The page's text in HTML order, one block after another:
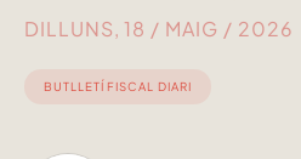
DILLUNS, 18 / MAIG / 2026
BUTLLETÍ FISCAL DIARI